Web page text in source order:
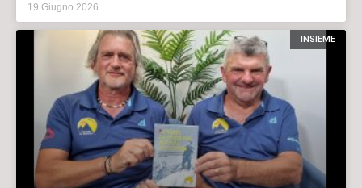
19 Giugno 2026
INSIEME